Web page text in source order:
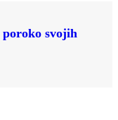
svojih